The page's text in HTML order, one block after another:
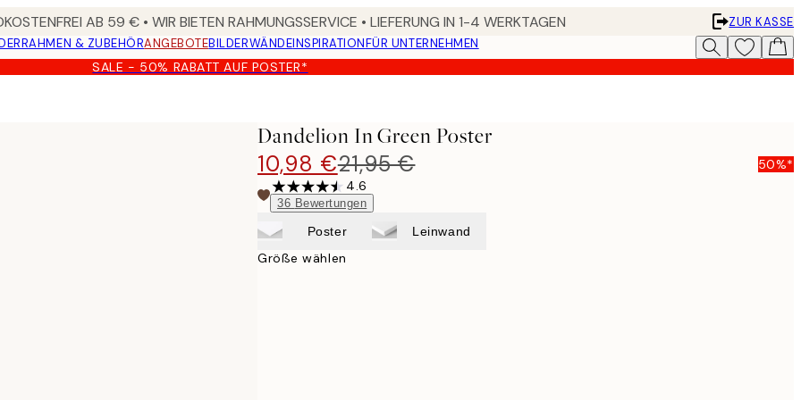
AB 59 € • WIR BIETEN RAHMUNGSSERVICE • LIEFERUNG IN 1-4 WERKTAGEN
ZUR KASSE
RAHMEN & ZUBEHÖRANGEBOTEBILDERWÄNDEINSPIRATIONFÜR UNTERNEHMEN
SALE - 50% RABATT AUF POSTER*
Dandelion In Green Poster
10,98 €21,95 €
50%*
4.6
36 Bewertungen
Poster Leinwand
Größe wählen